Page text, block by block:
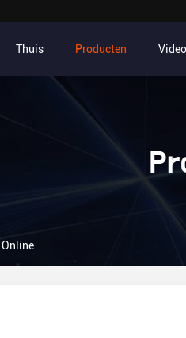
Thuis Producten